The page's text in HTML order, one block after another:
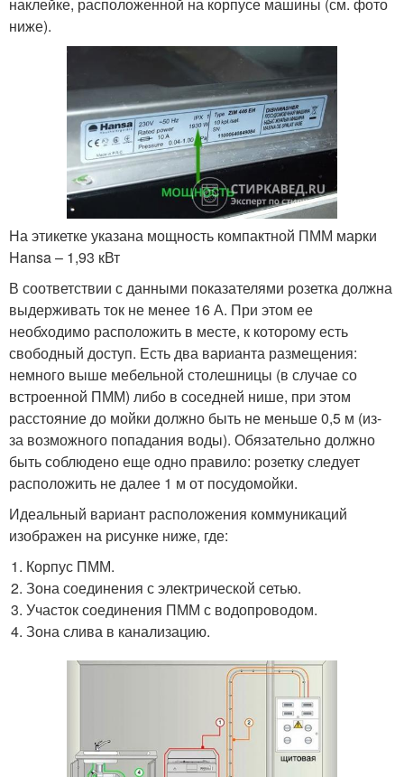
ниже).
На этикетке указана мощность компактной ПММ марки
Hansa – 1,93 кВт
В соответствии с данными показателями розетка должна
выдерживать ток не менее 16 А. При этом ее
необходимо расположить в месте, к которому есть
свободный доступ. Есть два варианта размещения:
немного выше мебельной столешницы (в случае со
встроенной ПММ) либо в соседней нише, при этом
расстояние до мойки должно быть не меньше 0,5 м (из-
за возможного попадания воды). Обязательно должно
быть соблюдено еще одно правило: розетку следует
расположить не далее 1 м от посудомойки.
Идеальный вариант расположения коммуникаций
изображен на рисунке ниже, где:
Корпус ПММ.
Зона соединения с электрической сетью.
Участок соединения ПММ с водопроводом.
Зона слива в канализацию.